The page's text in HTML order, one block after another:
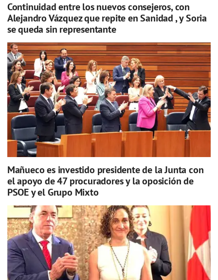
Continuidad entre los nuevos consejeros, con
Alejandro Vázquez que repite en Sanidad , y Soria
se queda sin representante
Mañueco es investido presidente de la Junta con
el apoyo de 47 procuradores y la oposición de
PSOE y el Grupo Mixto